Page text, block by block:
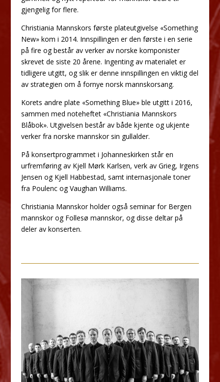
gjengelig for flere.
Christiania Mannskors første plateutgivelse «Something
New» kom i 2014. Innspillingen er den første i en serie
på fire og består av verker av norske komponister
skrevet de siste 20 årene. Ingenting av materialet er
tidligere utgitt, og slik er denne innspillingen en viktig del
av strategien om å fornye norsk mannskorsang.
Korets andre plate «Something Blue» ble utgitt i 2016,
sammen med noteheftet «Christiania Mannskors
Blåbok». Utgivelsen består av både kjente og ukjente
verker fra norske mannskor sin gullalder.
På konsertprogrammet i Johanneskirken står en
urfremføring av Kjell Mørk Karlsen, verk av Grieg, Irgens
Jensen og Kjell Habbestad, samt internasjonale toner
fra Poulenc og Vaughan Williams.
Christiania Mannskor holder også seminar for Bergen
mannskor og Follesø mannskor, og disse deltar på
deler av konserten.